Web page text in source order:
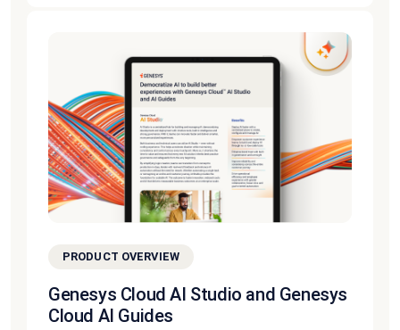
PRODUCT OVERVIEW
Genesys Cloud AI Studio and Genesys
Cloud AI Guides